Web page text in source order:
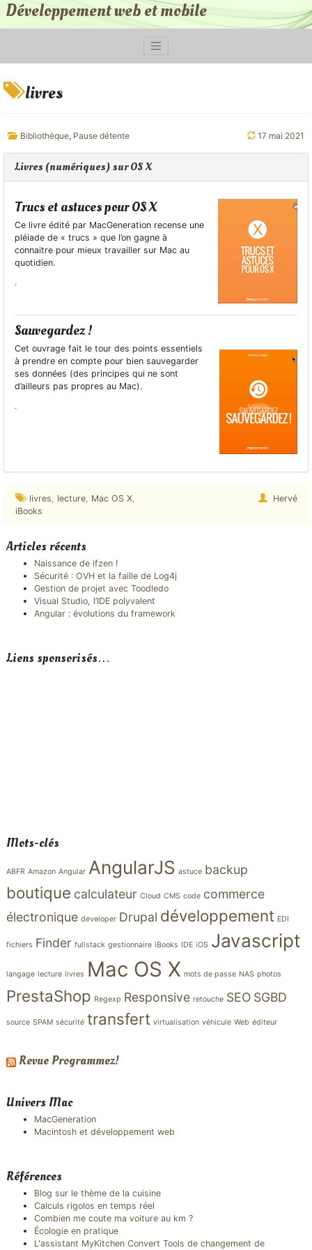
Développement web et mobile
livres
Bibliothèque, Pause détente 17 mai 2021
Livres (numériques) sur OS X
Trucs et astuces pour OS X
Ce livre édité par MacGeneration recense une
pléiade de « trucs » que l’on gagne à
connaitre pour mieux travailler sur Mac au
quotidien.
.
Sauvegardez !
Cet ouvrage fait le tour des points essentiels
à prendre en compte pour bien sauvegarder
ses données (des principes qui ne sont
d’ailleurs pas propres au Mac).
.
livres lecture, Mac OS X,
iBooks
Hervé
Articles récents
Naissance de ifzen !
Sécurité : OVH et la faille de Log4j
Gestion de projet avec Toodledo
Visual Studio, l’IDE polyvalent
Angular : évolutions du framework
Liens sponsorisés…
Mots-clés
ABFR Amazon Angular AngularJS astuce backup
boutique calculateur Cloud CMS code commerce
électronique developer Drupal développement EDI
fichiers Finder fullstack gestionnaire iBooks IDE iOS Javascript
langage lecture livres Mac OS X mots de passe NAS photos
PrestaShop Regexp Responsive retouche SEO SGBD
source SPAM sécurité transfert virtualisation véhicule Web éditeur
Revue Programmez!
Univers Mac
MacGeneration
Macintosh et développement web
Références
Blog sur le thème de la cuisine
Calculs rigolos en temps réel
Combien me coute ma voiture au km ?
Écologie en pratique
L'assistant MyKitchen Convert Tools de changement de